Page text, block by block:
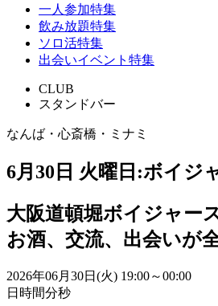
一人参加特集
飲み放題特集
ソロ活特集
出会いイベント特集
CLUB
スタンドバー
なんば・心斎橋・ミナミ
6月30日 火曜日:ボイジ
大阪道頓堀ボイジャー
お酒、交流、出会いが
2026年06月30日(火) 19:00～00:00
日 時間分秒